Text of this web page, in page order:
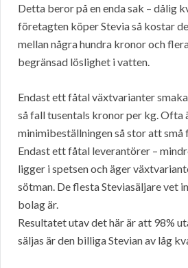
Detta beror på en enda sak – dålig
företagten köper Stevia så kostar
mellan några hundra kronor och
begränsad löslighet i vatten.
Endast ett fåtal växtvarianter
så fall tusentals kronor per kg. Ofta
minimibeställningen så stor att små
Endast ett fåtal leverantörer –
ligger i spetsen och äger
sötman. De flesta Steviasäljare vet
bolag är.
Resultatet utav det här är att 98%
säljas är den billiga Stevian av låg